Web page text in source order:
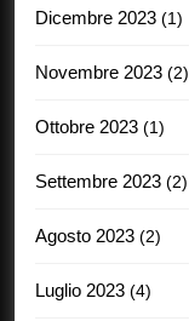
Dicembre 2023 (1)
Novembre 2023 (2)
Ottobre 2023 (1)
Settembre 2023 (2)
Agosto 2023 (2)
Luglio 2023 (4)